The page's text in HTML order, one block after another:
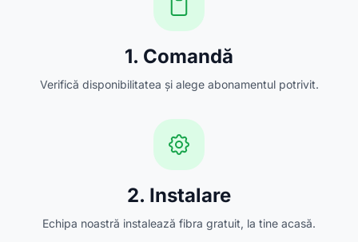
1. Comandă
Verifică disponibilitatea și alege abonamentul potrivit.
2. Instalare
Echipa noastră instalează fibra gratuit, la tine acasă.